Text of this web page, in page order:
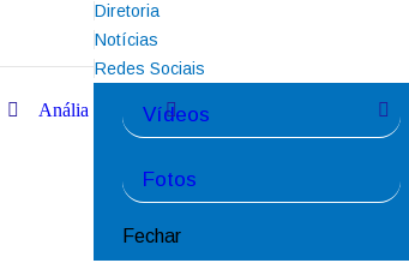
Diretoria
Notícias
Redes Sociais
Vídeos
Fotos
Fechar
Anália Franco
2ª Feijoada do Anália
Attachment: Feijoada 2019.2